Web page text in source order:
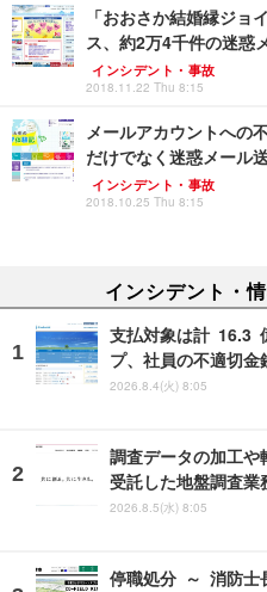
「おおさか結婚縁ジョ
ス、約2万4千件の迷惑
インシデント・事故
2018.11.22 Thu 8:15
メールアカウントへの
だけでなく迷惑メール
インシデント・事故
2018.10.25 Thu 8:15
インシデント・
支払対象は計 16.3
プ、社員の不適切金
2026.8.4(火) 8:05
調査データの加工
受託した地盤調査業
2026.8.5(水) 8:05
停職処分 ～ 消防士